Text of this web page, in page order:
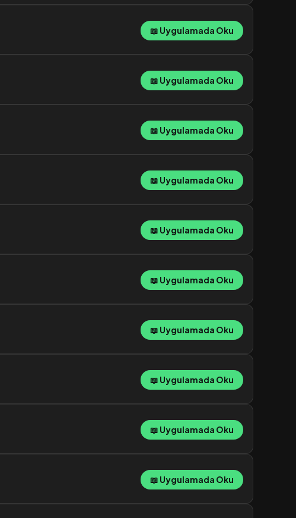
📖 Uygulamada Oku
📖 Uygulamada Oku
📖 Uygulamada Oku
📖 Uygulamada Oku
📖 Uygulamada Oku
📖 Uygulamada Oku
📖 Uygulamada Oku
📖 Uygulamada Oku
📖 Uygulamada Oku
📖 Uygulamada Oku